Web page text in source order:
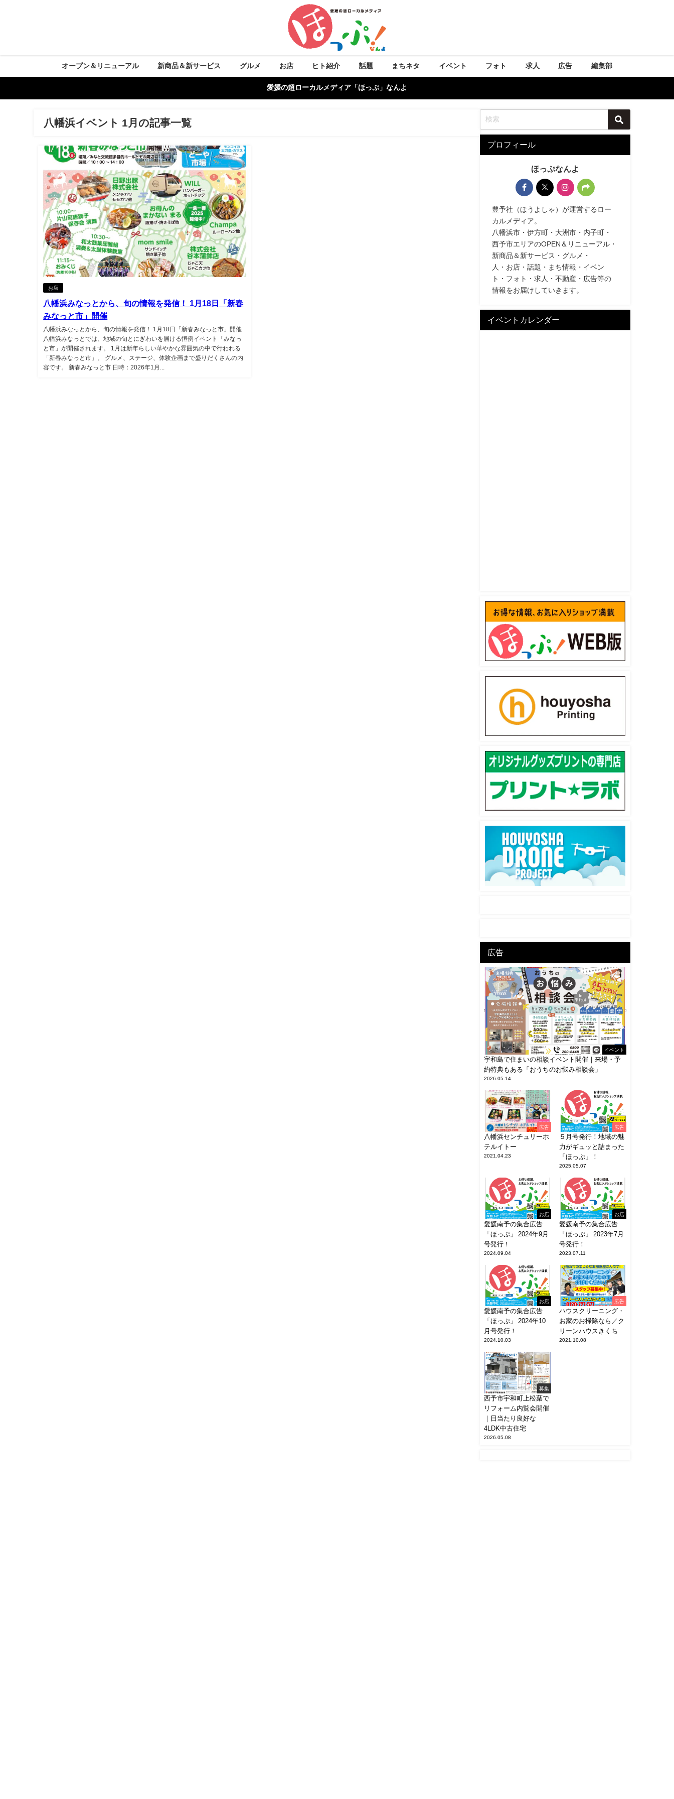
オープン＆リニューアル 新商品＆新サービス グルメ お店 ヒト紹介 話題 まちネタ イベント フォト 求人 広告 編集部
愛媛の超ローカルメディア「ほっぷ」なんよ
八幡浜イベント 1月の記事一覧
お店
八幡浜みなっとから、旬の情報を発信！ 1月18日「新春
みなっと市」開催
八幡浜みなっとから、旬の情報を発信！ 1月18日「新春みなっと市」開催
八幡浜みなっとでは、地域の旬とにぎわいを届ける恒例イベント「みなっ
と市」が開催されます。 1月は新年らしい華やかな雰囲気の中で行われる
「新春みなっと市」。 グルメ、ステージ、体験企画まで盛りだくさんの内
容です。 新春みなっと市 日時：2026年1月...
プロフィール
ほっぷなんよ
豊予社（ほうよしゃ）が運営するロー
カルメディア。
八幡浜市・伊方町・大洲市・内子町・
西予市エリアのOPEN＆リニューアル・
新商品＆新サービス・グルメ・
人・お店・話題・まち情報・イベン
ト・フォト・求人・不動産・広告等の
情報をお届けしていきます。
イベントカレンダー
広告
イベント
宇和島で住まいの相談イベント開催｜来場・予
約特典もある「おうちのお悩み相談会」
2026.05.14
広告
八幡浜センチュリーホ
テルイトー
2021.04.23
広告
５月号発行！地域の魅
力がギュッと詰まった
「ほっぷ」！
2025.05.07
お店
愛媛南予の集合広告
「ほっぷ」 2024年9月
号発行！
2024.09.04
お店
愛媛南予の集合広告
「ほっぷ」 2023年7月
号発行！
2023.07.11
お店
愛媛南予の集合広告
「ほっぷ」 2024年10
月号発行！
2024.10.03
広告
ハウスクリーニング・
お家のお掃除なら／ク
リーンハウスきくち
2021.10.08
募集
西予市宇和町上松葉で
リフォーム内覧会開催
｜日当たり良好な
4LDK中古住宅
2026.05.08